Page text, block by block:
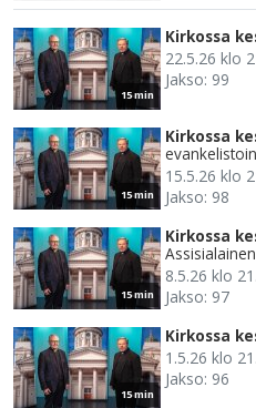
15 min
Kirkossa
22.5.26 klo
Jakso: 99
15 min
Kirkossa
15.5.26 klo
Jakso: 98
15 min
Kirkossa
Assisialainen
8.5.26 klo
Jakso: 97
15 min
Kirkossa
1.5.26 klo
Jakso: 96